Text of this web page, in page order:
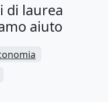
di laurea
aiuto